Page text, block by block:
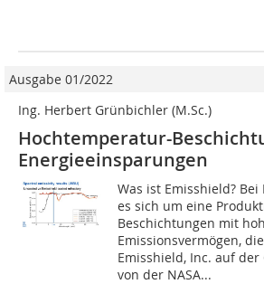
Ausgabe 01/2022
Ing. Herbert Grünbichler (M.Sc.)
Hochtemperatur-
Energieeinsparungen
Was ist Emisshield?
es sich um eine
Beschichtungen mit
Emissionsvermögen,
Emisshield, Inc. auf
von der NASA...